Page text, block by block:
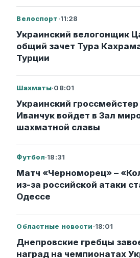
Велоспорт·11:28
Украинский велогонщик
общий зачет Тура
Турции
Шахматы·08:01
Украинский
Иванчук войдет в Зал
шахматной славы
Футбол·18:31
Матч «Черноморец» –
из-за российской атаки
Одессе
Областные новости·18:01
Днепровские гребцы
наград на чемпионатах